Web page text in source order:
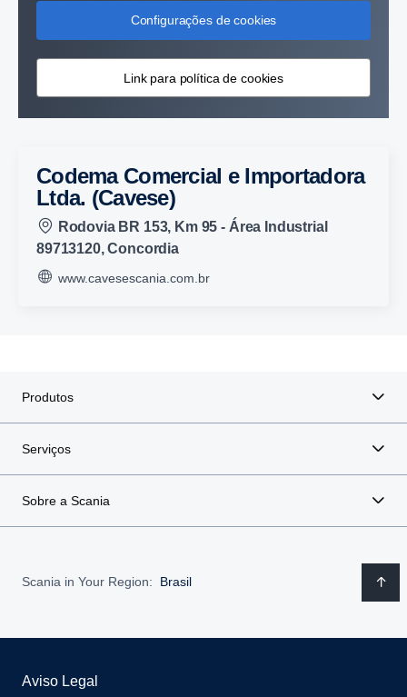
Configurações de cookies
Link para política de cookies
Codema Comercial e Importadora
Ltda. (Cavese)
Rodovia BR 153, Km 95 - Área Industrial
89713120, Concordia
www.cavesescania.com.br
Produtos
Serviços
Sobre a Scania
Scania in Your Region: Brasil
Aviso Legal